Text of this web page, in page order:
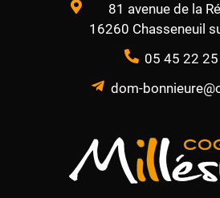
81 avenue de la
16260 Chasseneuil
05 45 22
dom-